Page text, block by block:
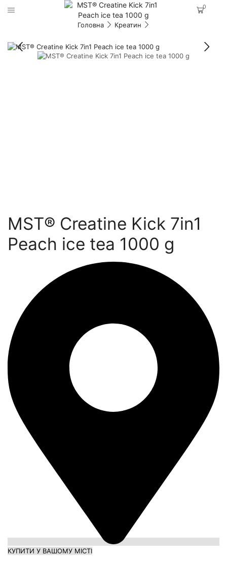
0
Головна Креатин
MST® Creatine Kick 7in1
Peach ice tea 1000 g
КУПИТИ У ВАШОМУ МІСТІ